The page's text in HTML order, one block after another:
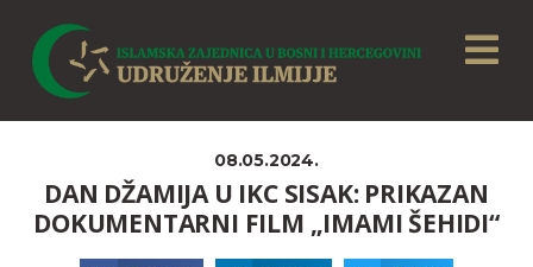
08.05.2024.
DAN DŽAMIJA U IKC SISAK: PRIKAZAN
DOKUMENTARNI FILM „IMAMI ŠEHIDI“